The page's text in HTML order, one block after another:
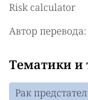
Risk calculator
Автор
Тематики и
Рак